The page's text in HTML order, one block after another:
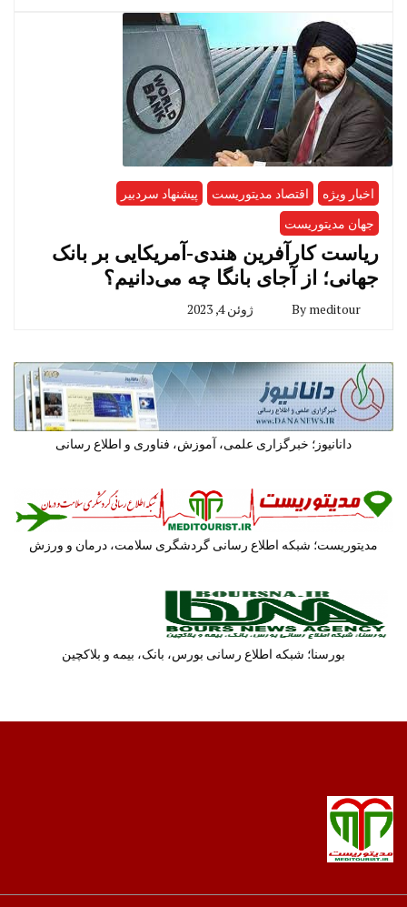
اخبار ویژه اقتصاد مدیتوریست
پیشنهاد سردبیر
جهان مدیتوریست
ریاست کارآفرین هندی-آمریکایی بر بانک
جهانی؛ از آجای بانگا چه می‌دانیم؟
By meditour ژوئن 4, 2023
دانانیوز؛ خبرگزاری علمی، آموزش، فناوری و اطلاع رسانی
مدیتوریست؛ شبکه اطلاع رسانی گردشگری سلامت، درمان و ورزش
بورسنا؛ شبکه اطلاع رسانی بورس، بانک، بیمه و بلاکچین